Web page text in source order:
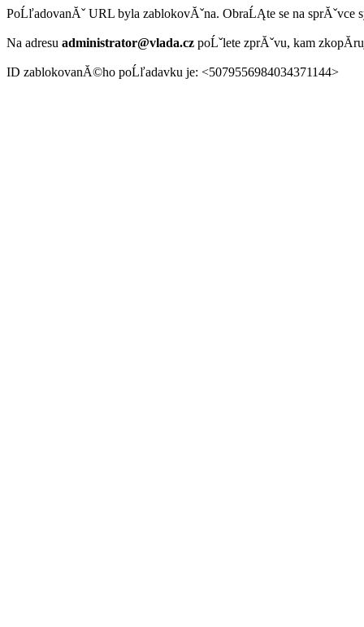
PoĹľadovanĂˇ URL byla zablokovĂˇna. ObraĹĄte se na sprĂˇvce
Na adresu administrator@vlada.cz poĹˇlete zprĂˇvu, kam
ID zablokovanĂ©ho poĹľadavku je: <5079556984034371144>